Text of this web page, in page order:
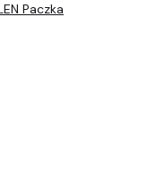
Paczka